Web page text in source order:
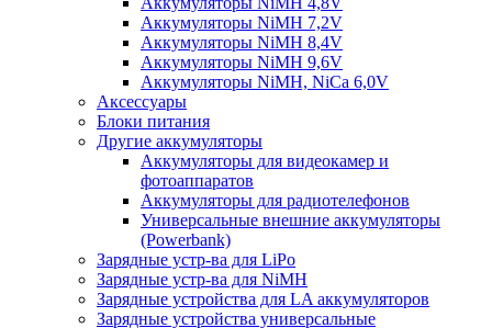
Аккумуляторы NiMH 7,2V
Аккумуляторы NiMH 8,4V
Аккумуляторы NiMH 9,6V
Аккумуляторы NiMH, NiCa 6,0V
Аксессуары
Блоки питания
Другие аккумуляторы
Аккумуляторы для видеокамер и
фотоаппаратов
Аккумуляторы для радиотелефонов
Универсальные внешние аккумуляторы
(Powerbank)
Зарядные устр-ва для LiPo
Зарядные устр-ва для NiMH
Зарядные устройства для LA аккумуляторов
Зарядные устройства универсальные